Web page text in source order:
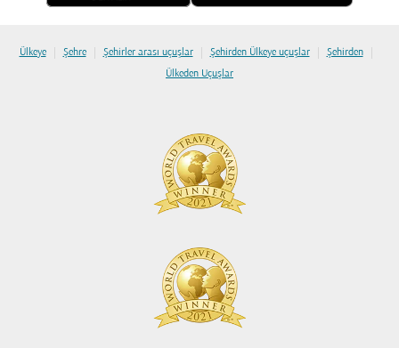
Ülkeye | Şehre | Şehirler arası uçuşlar | Şehirden Ülkeye uçuşlar | Şehirden |
Ülkeden Uçuşlar